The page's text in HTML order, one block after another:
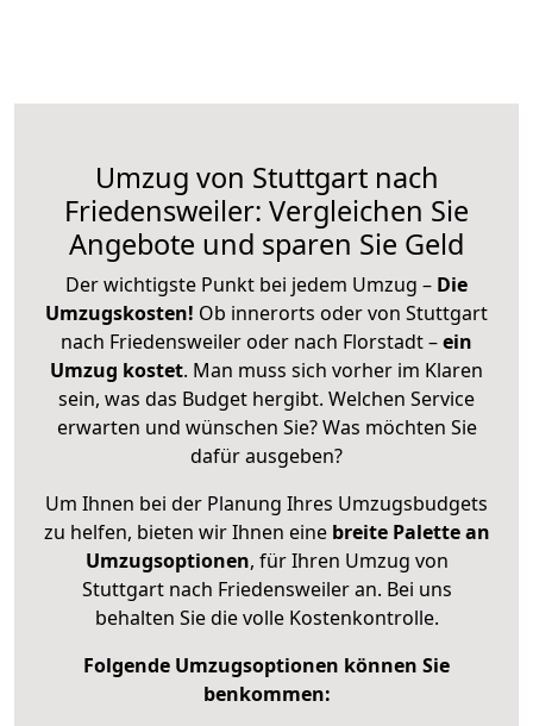
Umzug von Stuttgart nach
Friedensweiler: Vergleichen Sie
Angebote und sparen Sie Geld
Der wichtigste Punkt bei jedem Umzug – Die
Umzugskosten! Ob innerorts oder von Stuttgart
nach Friedensweiler oder nach Florstadt –ein
Umzug kostet. Man muss sich vorher im Klaren
sein, was das Budget hergibt. Welchen Service
erwarten und wünschen Sie? Was möchten Sie
dafür ausgeben?
Um Ihnen bei der Planung Ihres Umzugsbudgets
zu helfen, bieten wir Ihnen eine breite Palette an
Umzugsoptionen, für Ihren Umzug von
Stuttgart nach Friedensweiler an. Bei uns
behalten Sie die volle Kostenkontrolle.
Folgende Umzugsoptionen können Sie
benkommen: